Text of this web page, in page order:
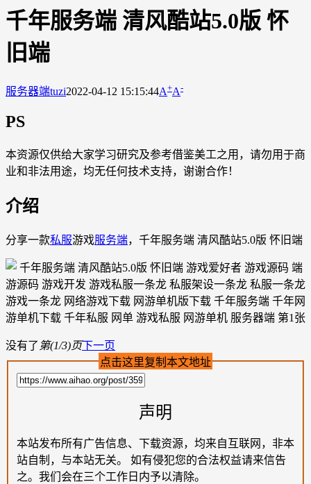
千年服务端 清风酷站5.0版 怀
旧端
服务器端tuzi2022-04-12 15:15:44A+A-
PS
本资源仅供给大家学习研究及参考借鉴美工之用，请勿用于商
业和非法用途，均无任何技术支持，谢谢合作！
介绍
分享一款私服游戏服务端，千年服务端 清风酷站5.0版 怀旧端
没有了 第(1/3)页下一页
点击这里复制本文地址
声明
本站发布所有广告信息、下载资源，均来自互联网，非本
站自制，与本站无关。 如有侵犯您的合法权益请来信告
之。我们会在三个工作日内予以清除。